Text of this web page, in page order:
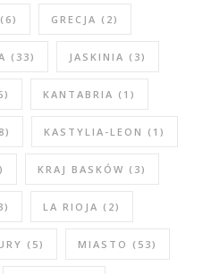
(6) GRECJA (2)
(33) JASKINIA (3)
KANTABRIA (1)
KASTYLIA-LEON (1)
KRAJ BASKÓW (3)
LA RIOJA (2)
(5) MIASTO (53)